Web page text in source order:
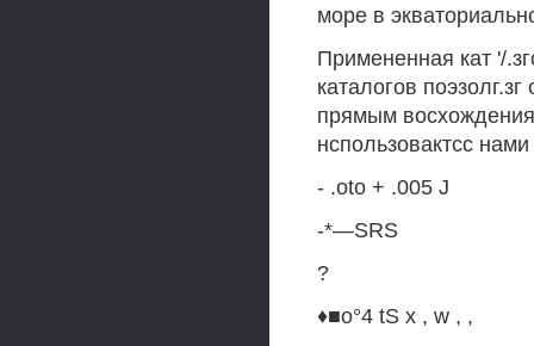
море в
Примененная кат '/
каталогов
прямым
нспользовактсс
- .oto + .005 J
-*—SRS
?
♦■o°4 tS x , w , ,